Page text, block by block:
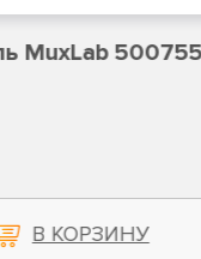
500755-70V